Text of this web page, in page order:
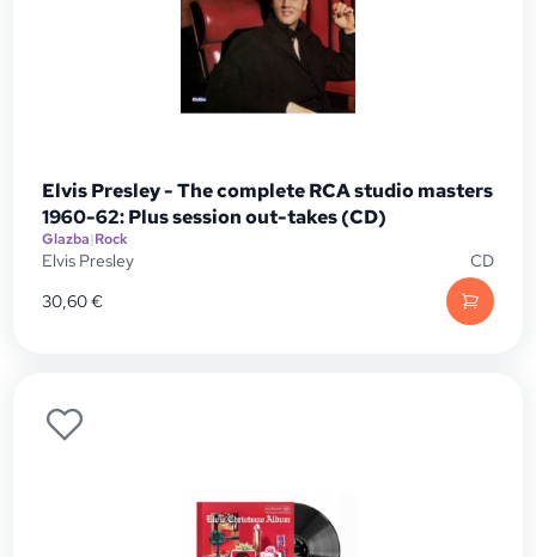
Elvis Presley - The complete RCA studio masters
1960-62: Plus session out-takes (CD)
Glazba|Rock
Elvis Presley
CD
30,60€